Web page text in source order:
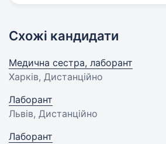
Схожі кандидати
Медична сестра, лаборант
Харків, Дистанційно
Лаборант
Львів, Дистанційно
Лаборант